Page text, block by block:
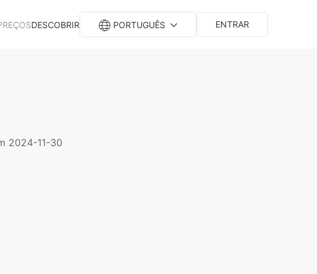
DESCOBRIR PORTUGUÊS ENTRAR
2024-11-30